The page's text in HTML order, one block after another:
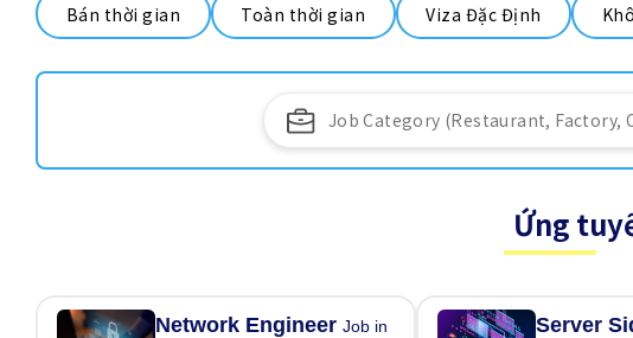
Bán thời gian Toàn thời gian Viza Đặc Định
Ứng
Network EngineerJob in
Server